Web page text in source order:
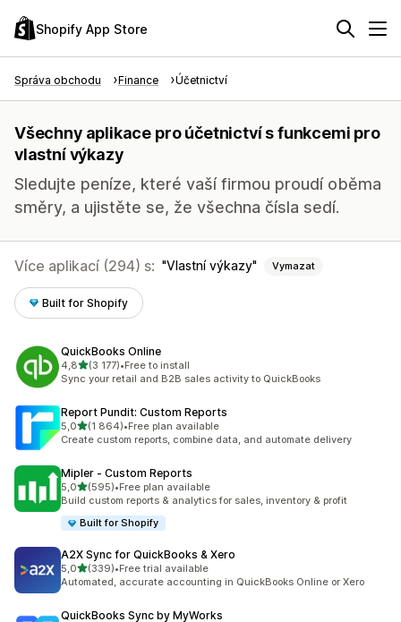
Shopify App Store
Správa obchodu Finance Účetnictví
Všechny aplikace pro účetnictví s funkcemi pro
vlastní výkazy
Sledujte peníze, které vaší firmou proudí oběma
směry, a ujistěte se, že všechna čísla sedí.
Více aplikací (294) s: Vlastní výkazy Vymazat
Built for Shopify
QuickBooks Online
4,8z 5 hvězd
(3 177)
Celkový počet recenzí: 3177
•Free to install
Sync your retail and B2B sales activity to QuickBooks
Report Pundit: Custom Reports
5,0z 5 hvězd
(1 864)
Celkový počet recenzí: 1864
•Free plan available
Create custom reports, combine data, and automate delivery
Mipler ‑ Custom Reports
5,0z 5 hvězd
(595)
Celkový počet recenzí: 595
•Free plan available
Build custom reports & analytics for sales, inventory & profit
Built for Shopify
A2X Sync for QuickBooks & Xero
5,0z 5 hvězd
(339)
Celkový počet recenzí: 339
•Free trial available
Automated, accurate accounting in QuickBooks Online or Xero
QuickBooks Sync by MyWorks